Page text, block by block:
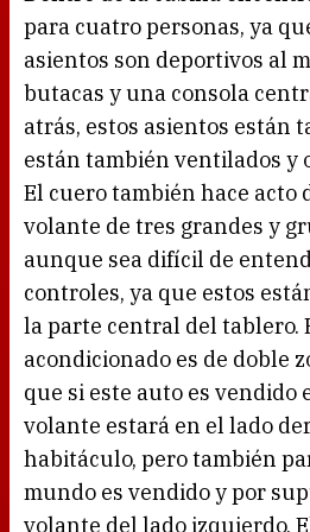
para cuatro personas, ya
asientos son deportivos al
butacas y una consola
atrás, estos asientos están
están también ventilados y
El cuero también hace acto
volante de tres grandes y
aunque sea difícil de
controles, ya que estos
la parte central del tablero.
acondicionado es de doble
que si este auto es vendido
volante estará en el lado
habitáculo, pero también
mundo es vendido y por
volante del lado izquierdo.